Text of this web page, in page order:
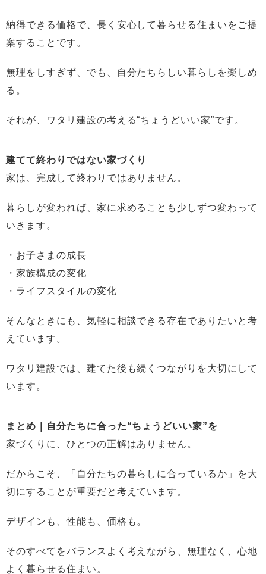
納得できる価格で、長く安心して暮らせる住まいをご提
案することです。
無理をしすぎず、でも、自分たちらしい暮らしを楽しめ
る。
それが、ワタリ建設の考える“ちょうどいい家”です。
建てて終わりではない家づくり
家は、完成して終わりではありません。
暮らしが変われば、家に求めることも少しずつ変わって
いきます。
・お子さまの成長
・家族構成の変化
・ライフスタイルの変化
そんなときにも、気軽に相談できる存在でありたいと考
えています。
ワタリ建設では、建てた後も続くつながりを大切にして
います。
まとめ｜自分たちに合った“ちょうどいい家”を
家づくりに、ひとつの正解はありません。
だからこそ、「自分たちの暮らしに合っているか」を大
切にすることが重要だと考えています。
デザインも、性能も、価格も。
そのすべてをバランスよく考えながら、無理なく、心地
よく暮らせる住まい。